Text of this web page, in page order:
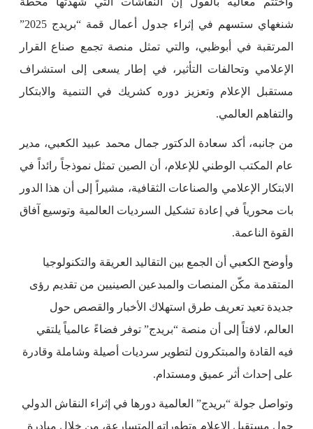
شنغهاي ستسهم في إثراء جدول أعمال قمة “بريدج 2025”
المرتقبة في أبوظبي، والتي تمثل منصة تجمع صناع القرار
الإعلامي وتحالفات التأثير، في إطار يسعى إلى استشراف
مستقبل الإعلام وتعزيز دوره كشريك في التنمية والابتكار
والتفاهم العالمي.
من جانبه، أكد سعادة الدكتور جمال محمد عبيد الكعبي، مدير
عام المكتب الوطني للإعلام، أن الصين تمثل نموذجاً رائداً في
الابتكار الإعلامي والصناعات الثقافية، مشيراً إلى أن هذا الدور
بات محورياً في إعادة تشكيل السرديات العالمية وتوسيع آفاق
القوة الناعمة.
وأوضح الكعبي أن الجمع بين التقاليد العريقة والتكنولوجيا
المتقدمة مكّن المنصات والمبدعين الصينيين من تقديم رؤى
جديدة تعيد تعريف طرق استهلاك الأخبار والقصص حول
العالم، لافتاً إلى أن منصة “بريدج” توفر فضاءً عالمياً يلتقي
فيه القادة والمبتكرون لتطوير سرديات أصيلة وشاملة وقادرة
على إحداث أثر عميق ومستدام.
وتواصل جولة “بريدج” العالمية دورها في إثراء النقاش الدولي
حول مستقبل الإعلام وتطوراته المتسارعة، من خلال مبادرة